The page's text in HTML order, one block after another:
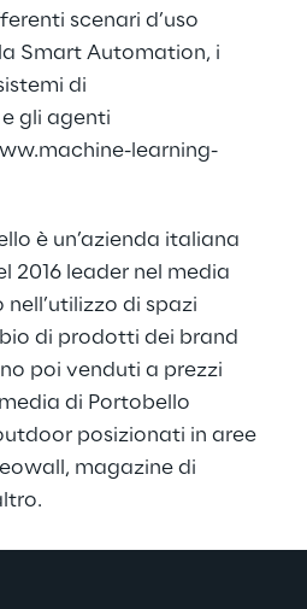
scenari d’uso
Smart Automation, i
di
gli agenti
learning-
è un’azienda italiana
2016 leader nel media
di spazi
di prodotti dei brand
poi venduti a prezzi
di Portobello
posizionati in aree
magazine di